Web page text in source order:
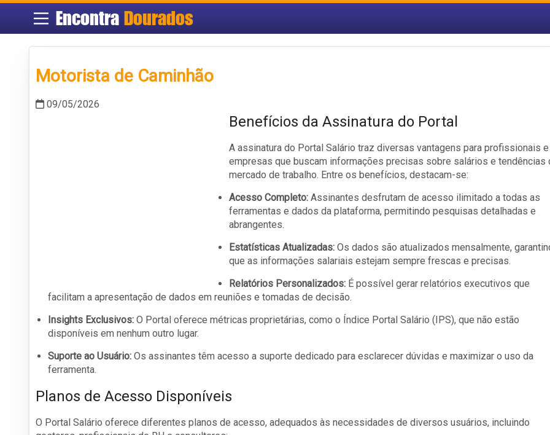
Encontra Dourados
Motorista de Caminhão
09/05/2026
Benefícios da Assinatura do Portal
A assinatura do Portal Salário traz diversas vantagens para profissionais e
empresas que buscam informações precisas sobre salários e tendências
mercado de trabalho. Entre os benefícios, destacam-se:
Acesso Completo: Assinantes desfrutam de acesso ilimitado a todas as
ferramentas e dados da plataforma, permitindo pesquisas detalhadas e
abrangentes.
Estatísticas Atualizadas: Os dados são atualizados mensalmente,
que as informações salariais estejam sempre frescas e precisas.
Relatórios Personalizados: É possível gerar relatórios executivos que
facilitam a apresentação de dados em reuniões e tomadas de decisão.
Insights Exclusivos: O Portal oferece métricas proprietárias, como o Índice Portal Salário (IPS), que não estão
disponíveis em nenhum outro lugar.
Suporte ao Usuário: Os assinantes têm acesso a suporte dedicado para esclarecer dúvidas e maximizar o uso da
ferramenta.
Planos de Acesso Disponíveis
O Portal Salário oferece diferentes planos de acesso, adequados às necessidades de diversos usuários, incluindo